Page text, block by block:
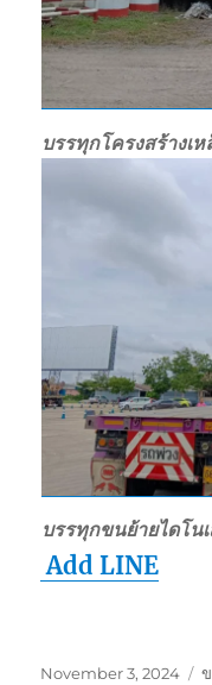
บรรทุกโครงสร้างเ
บรรทุกขนย้ายไดโน
Add LINE
Posted
November 3, 2024